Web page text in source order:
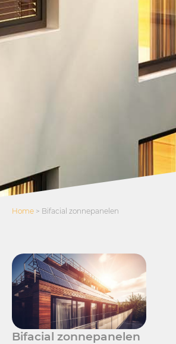
Home > Bifacial zonnepanelen
Bifacial zonnepanelen